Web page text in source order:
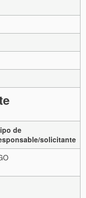
de
solicitante